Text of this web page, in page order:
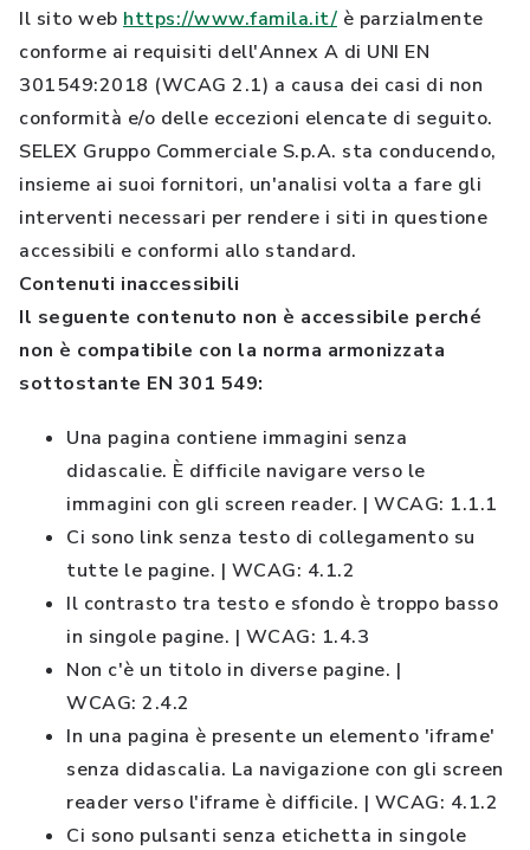
Il sito web https://www.famila.it/ è parzialmente
conforme ai requisiti dell'Annex A di UNI EN
301549:2018 (WCAG 2.1) a causa dei casi di non
conformità e/o delle eccezioni elencate di seguito.
SELEX Gruppo Commerciale S.p.A. sta conducendo,
insieme ai suoi fornitori, un'analisi volta a fare gli
interventi necessari per rendere i siti in questione
accessibili e conformi allo standard.
Contenuti inaccessibili
Il seguente contenuto non è accessibile perché
non è compatibile con la norma armonizzata
sottostante EN 301 549:
Una pagina contiene immagini senza
didascalie. È difficile navigare verso le
immagini con gli screen reader. | WCAG: 1.1.1
Ci sono link senza testo di collegamento su
tutte le pagine. | WCAG: 4.1.2
Il contrasto tra testo e sfondo è troppo basso
in singole pagine. | WCAG: 1.4.3
Non c'è un titolo in diverse pagine. |
WCAG: 2.4.2
In una pagina è presente un elemento 'iframe'
senza didascalia. La navigazione con gli screen
reader verso l'iframe è difficile. | WCAG: 4.1.2
Ci sono pulsanti senza etichetta in singole